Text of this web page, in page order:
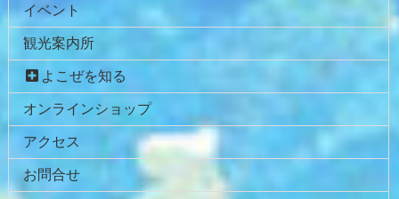
の
戻
戻 イベント
観光案内所
よこぜを知る
オンラインショップ
アクセス
お問合せ